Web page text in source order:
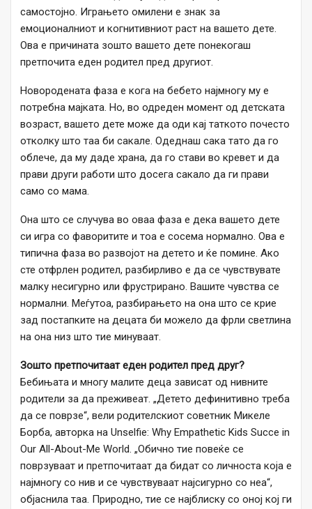
самостојно. Играњето омилени е знак за
емоционалниот и когнитивниот раст на вашето дете.
Ова е причината зошто вашето дете понекогаш
претпочита еден родител пред другиот.
Новородената фаза е кога на бебето најмногу му е
потребна мајката. Но, во одреден момент од детската
возраст, вашето дете може да оди кај таткото почесто
отколку што таа би сакале. Одеднаш сака тато да го
облече, да му даде храна, да го стави во кревет и да
прави други работи што досега сакало да ги прави
само со мама.
Она што се случува во оваа фаза е дека вашето дете
си игра со фаворитите и тоа е сосема нормално. Ова е
типична фаза во развојот на детето и ќе помине. Ако
сте отфрлен родител, разбирливо е да се чувствувате
малку несигурно или фрустрирано. Вашите чувства се
нормални. Меѓутоа, разбирањето на она што се крие
зад постапките на децата би можело да фрли светлина
на она низ што тие минуваат.
Зошто претпочитаат еден родител пред друг?
Бебињата и многу малите деца зависат од нивните
родители за да преживеат. „Детето дефинитивно треба
да се поврзе“, вели родителскиот советник Микеле
Борба, авторка на Unselfie: Why Empathetic Kids Succe in
Our All-About-Me World. „Обично тие повеќе се
поврзуваат и претпочитаат да бидат со личноста која е
најмногу со нив и се чувствуваат најсигурно со неа“,
објаснила таа. Природно, тие се најблиску со оној кој ги